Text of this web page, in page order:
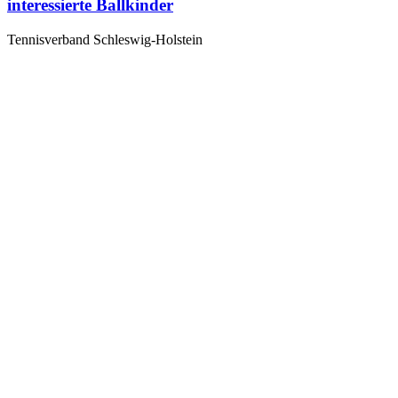
interessierte Ballkinder
Tennisverband Schleswig-Holstein